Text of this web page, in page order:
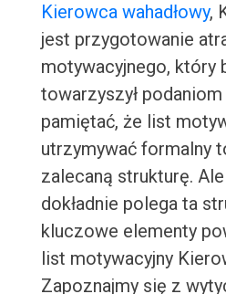
Kierowca wahadłowy,
jest przygotowanie
motywacyjnego, który
towarzyszył
pamiętać, że list
utrzymywać formalny
zalecaną strukturę.
dokładnie polega ta
kluczowe elementy
list motywacyjny
Zapoznajmy się z